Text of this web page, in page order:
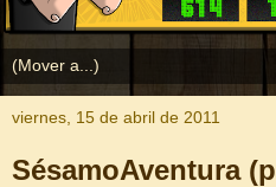
viernes, 15 de abril de 2011
SésamoAventura